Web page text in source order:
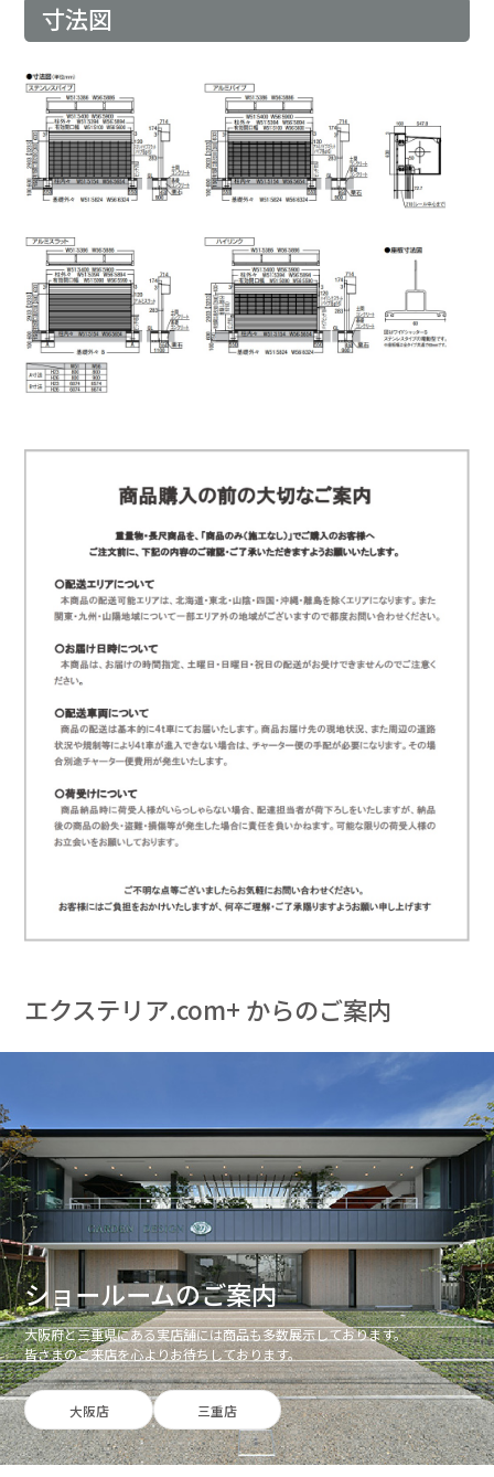
寸法図
エクステリア.com+ からのご案内
ショールームのご案内
大阪府と三重県にある実店舗には商品も多数展示しております。
皆さまのご来店を心よりお待ちしております。
大阪店 三重店